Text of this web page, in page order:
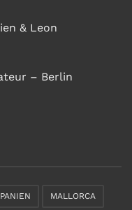
& Leon
– Berlin
MALLORCA